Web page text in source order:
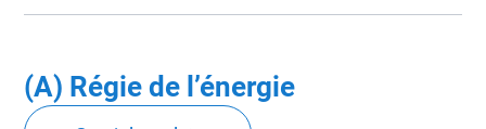
(A) Régie de l’énergie